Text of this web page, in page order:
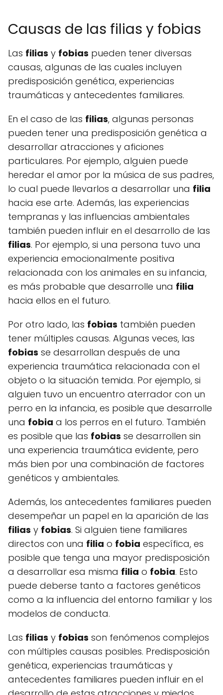
Causas de las filias y fobias
Las filias y fobias pueden tener diversas
causas, algunas de las cuales incluyen
predisposición genética, experiencias
traumáticas y antecedentes familiares.
En el caso de las filias, algunas personas
pueden tener una predisposición genética a
desarrollar atracciones y aficiones
particulares. Por ejemplo, alguien puede
heredar el amor por la música de sus padres,
lo cual puede llevarlos a desarrollar una filia
hacia ese arte. Además, las experiencias
tempranas y las influencias ambientales
también pueden influir en el desarrollo de las
filias. Por ejemplo, si una persona tuvo una
experiencia emocionalmente positiva
relacionada con los animales en su infancia,
es más probable que desarrolle una filia
hacia ellos en el futuro.
Por otro lado, las fobias también pueden
tener múltiples causas. Algunas veces, las
fobias se desarrollan después de una
experiencia traumática relacionada con el
objeto o la situación temida. Por ejemplo, si
alguien tuvo un encuentro aterrador con un
perro en la infancia, es posible que desarrolle
una fobia a los perros en el futuro. También
es posible que las fobias se desarrollen sin
una experiencia traumática evidente, pero
más bien por una combinación de factores
genéticos y ambientales.
Además, los antecedentes familiares pueden
desempeñar un papel en la aparición de las
filias y fobias. Si alguien tiene familiares
directos con una filia o fobia específica, es
posible que tenga una mayor predisposición
a desarrollar esa misma filia o fobia. Esto
puede deberse tanto a factores genéticos
como a la influencia del entorno familiar y los
modelos de conducta.
Las filias y fobias son fenómenos complejos
con múltiples causas posibles. Predisposición
genética, experiencias traumáticas y
antecedentes familiares pueden influir en el